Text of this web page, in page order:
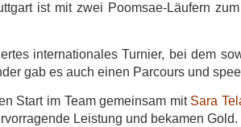
ist mit zwei Poomsae-Läufern
internationales Turnier, bei dem
gab es auch einen Parcours und
Start im Team gemeinsam mit Sara
Leistung und bekamen Gold.